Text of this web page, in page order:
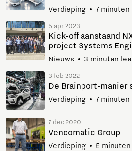
Verdieping 7 minuten
5 apr 2023
Kick-off aanstaand
project Systems
Nieuws 3 minuten
3 feb 2022
De Brainport-manier
Verdieping 7 minuten
7 dec 2020
Vencomatic Group
Verdieping 5